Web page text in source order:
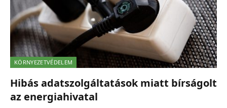
KÖRNYEZETVÉDELEM
Hibás adatszolgáltatások miatt bírságolt
az energiahivatal